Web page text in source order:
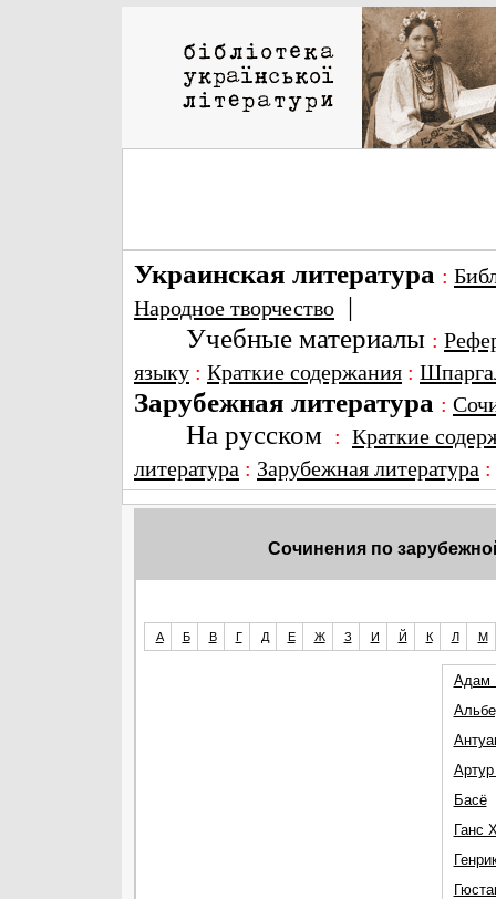
Украинская литература :
Народное творчество |
Учебные материалы :
языку : Краткие содержания :
Зарубежная литература :
На русском : Краткие
литература : Зарубежная литература
Сочинения по
А Б В Г Д Е Ж З И Й К Л М
Адам
Басё
Ганс